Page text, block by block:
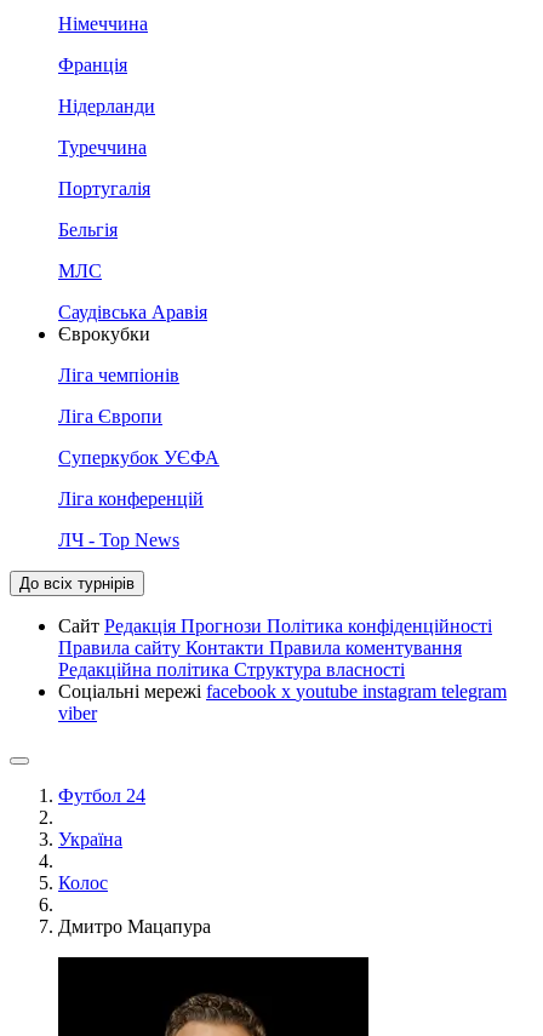
Німеччина
Франція
Нідерланди
Туреччина
Португалія
Бельгія
МЛС
Саудівська Аравія
Єврокубки
Ліга чемпіонів
Ліга Європи
Суперкубок УЄФА
Ліга конференцій
ЛЧ - Top News
До всіх турнірів
Сайт Редакція Прогнози Політика конфіденційності
Правила сайту Контакти Правила коментування
Редакційна політика Структура власності
Соціальні мережі facebook x youtube instagram telegram
viber
Футбол 24
Україна
Колос
Дмитро Мацапура